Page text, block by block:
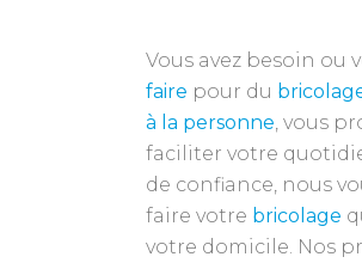
Vous avez besoin ou
faire pour du
à la personne, vous
faciliter votre
de confiance, nous
faire votre bricolage
votre domicile. Nos